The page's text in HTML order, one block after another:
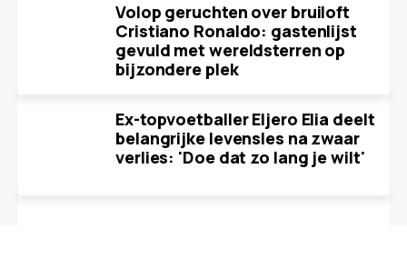
Volop geruchten over bruiloft
Cristiano Ronaldo: gastenlijst
gevuld met wereldsterren op
bijzondere plek
Ex-topvoetballer Eljero Elia deelt
belangrijke levensles na zwaar
verlies: 'Doe dat zo lang je wilt'